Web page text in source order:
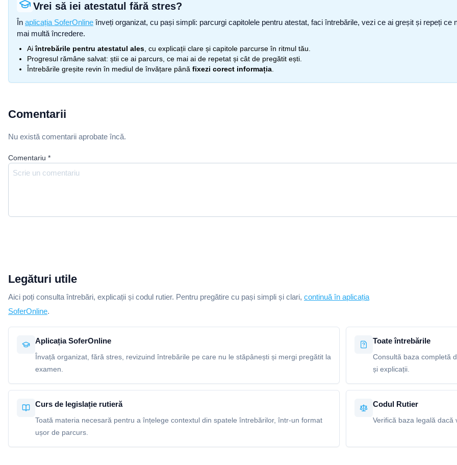
Vrei să iei atestatul fără stres?
În aplicația SoferOnline înveți organizat, cu pași simpli: parcurgi capitolele pentru atestat, faci întrebările, vezi ce ai greșit și repeți
mai multă încredere.
Aiîntrebările pentru atestatul ales , cu explicații clare și capitole parcurse în ritmul tău.
Progresul rămâne salvat: știi ce ai parcurs, ce mai ai de repetat și cât de pregătit ești.
Întrebările greșite revin în mediul de învățare până fixezi corect informația
Comentarii
Nu există comentarii aprobate încă.
Comentariu *
Legături utile
Aici poți consulta întrebări, explicații și codul rutier. Pentru pregătire cu pași simpli și clari, continuă în aplicația
SoferOnline.
Aplicația SoferOnline
Învață organizat, fără stres, revizuind întrebările pe care nu le stăpânești și mergi pregătit la
examen.
Toate întrebările
Consultă baza completă
și explicații.
Curs de legislație rutieră
Toată materia necesară pentru a înțelege contextul din spatele întrebărilor, într-un format
ușor de parcurs.
Codul Rutier
Verifică baza legală dacă